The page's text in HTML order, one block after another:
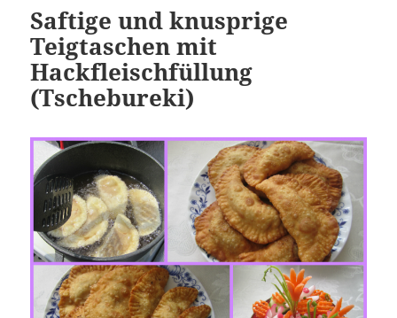
Saftige und knusprige
Teigtaschen mit
Hackfleischfüllung
(Tschebureki)